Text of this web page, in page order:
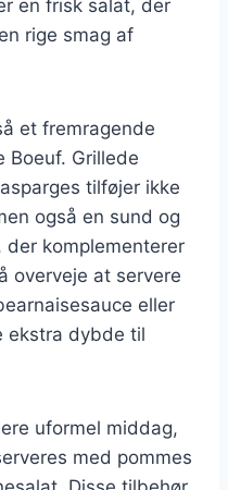
en frisk salat, der
rige smag af
et fremragende
Boeuf. Grillede
tilføjer ikke
også en sund og
der komplementerer
overveje at servere
eller
ekstra dybde til
uformel middag,
med pommes